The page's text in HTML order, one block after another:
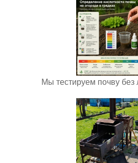
Мы тестируем почву без